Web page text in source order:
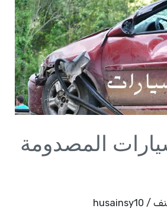
المصدومة
/
husainsy10